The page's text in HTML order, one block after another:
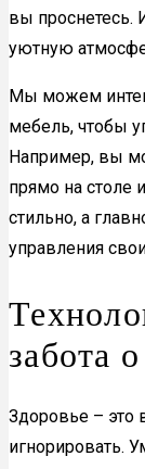
вы проснетесь.
уютную
Мы можем
мебель, чтобы
Например, вы
прямо на столе
стильно, а
управления
забота
Здоровье – это
игнорировать.